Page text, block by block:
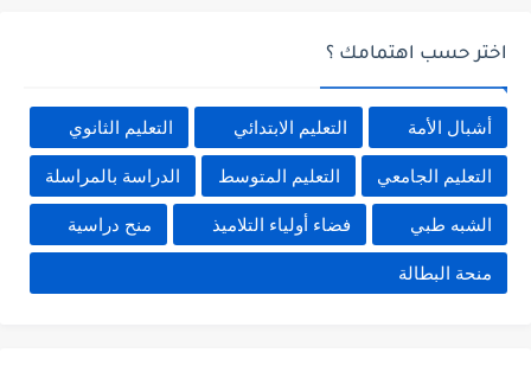
اختر حسب اهتمامك ؟
أشبال الأمة التعليم الابتدائي التعليم الثانوي
التعليم الجامعي التعليم المتوسط الدراسة بالمراسلة
الشبه طبي فضاء أولياء التلاميذ منح دراسية
منحة البطالة